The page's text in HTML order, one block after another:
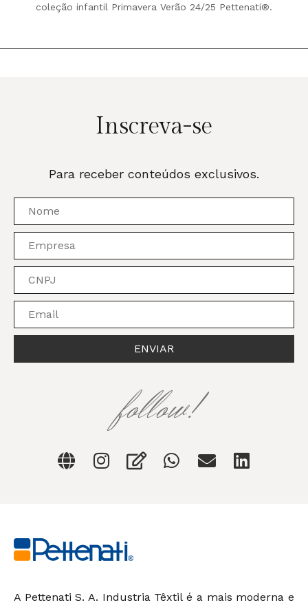
coleção infantil Primavera Verão 24/25 Pettenati®.
A Pettenati S. A. Industria Têxtil é a mais moderna e
Inscreva-se
Para receber conteúdos exclusivos.
ENVIAR
follow!